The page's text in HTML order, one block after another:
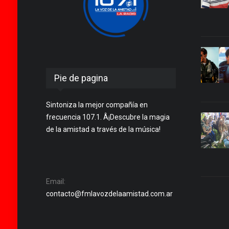
Pie de pagina
Sintoniza la mejor compañía en
frecuencia 107.1. Â¡Descubre la magia
de la amistad a través de la música!
Email:
contacto@fmlavozdelaamistad.com.ar